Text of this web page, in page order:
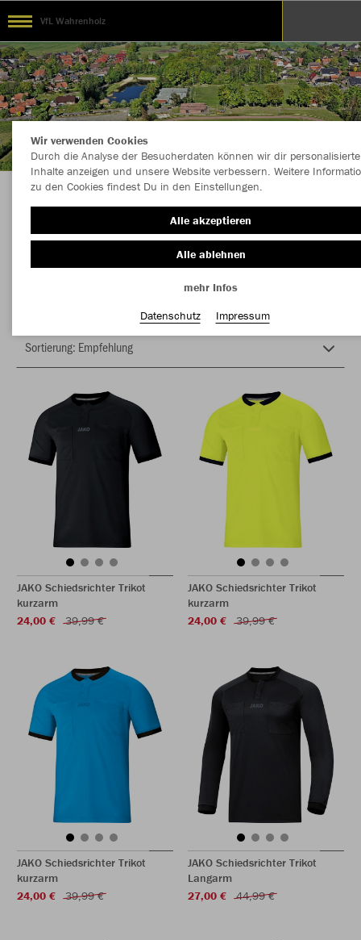
VfL Wahrenholz
Die Macht vom Taterbusch
JAKO Schiedsrichter Trikot
kurzarm
24,00 €
39,99 €
JAKO Schiedsrichter Trikot
kurzarm
24,00 €
39,99 €
JAKO Schiedsrichter Trikot
kurzarm
24,00 €
39,99 €
JAKO Schiedsrichter Trikot
Langarm
27,00 €
44,99 €
Wir verwenden Cookies
Durch die Analyse der Besucherdaten können wir dir personalisierte
Inhalte anzeigen und unsere Website verbessern. Weitere
zu den Cookies findest Du in den Einstellungen.
Alle akzeptieren
Alle ablehnen
mehr Infos
Datenschutz
Impressum